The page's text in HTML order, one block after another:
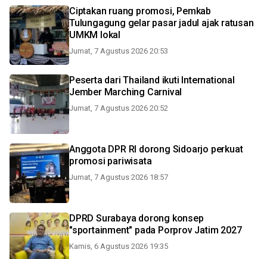
Ciptakan ruang promosi, Pemkab
Tulungagung gelar pasar jadul ajak ratusan
UMKM lokal
Jumat, 7 Agustus 2026 20:53
Peserta dari Thailand ikuti International
Jember Marching Carnival
Jumat, 7 Agustus 2026 20:52
Anggota DPR RI dorong Sidoarjo perkuat
promosi pariwisata
Jumat, 7 Agustus 2026 18:57
DPRD Surabaya dorong konsep
"sportainment" pada Porprov Jatim 2027
Kamis, 6 Agustus 2026 19:35